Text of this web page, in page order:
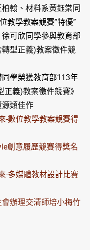
翰、材料系黃鈺棠同
教學教案競賽”特優”
可欣同學參與教育部
型正義)教案徵件競
學榮獲教育部113年
義)教案徵件競賽》
源類佳作
-數位教學教案競賽得
創意履歷競賽得獎名
-多媒體教材設計比賽
辦理交清師培小梅竹